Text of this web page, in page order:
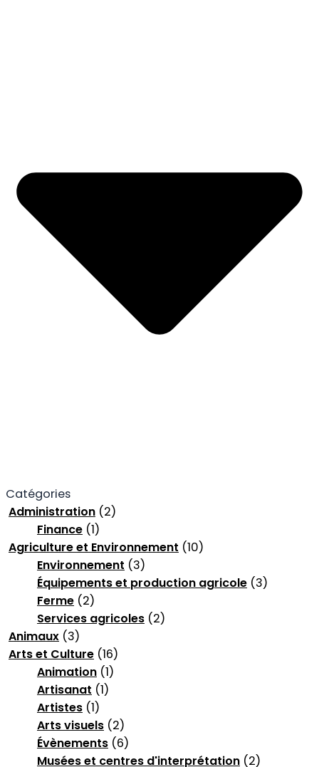
Catégories
Administration (2)
Finance (1)
Agriculture et Environnement (10)
Environnement (3)
Équipements et production agricole (3)
Ferme (2)
Services agricoles (2)
Animaux (3)
Arts et Culture (16)
Animation (1)
Artisanat (1)
Artistes (1)
Arts visuels (2)
Évènements (6)
Musées et centres d'interprétation (2)